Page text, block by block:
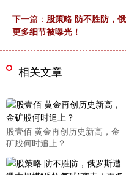
下一篇： 股策略 防不胜防，
更多细节被曝光！
相关文章
股壹佰 黄金再创历史新高，金
矿股何时追上？